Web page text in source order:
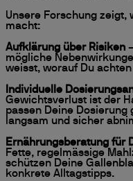
Unsere Forschung zeigt,
macht:
Aufklärung über Risiken
mögliche
weisst, worauf Du
Individuelle
Gewichtsverlust ist der
passen Deine Dosierung
langsam und sicher
Ernährungsberatung für
Fette, regelmässige
schützen Deine
konkrete Alltagstipps.